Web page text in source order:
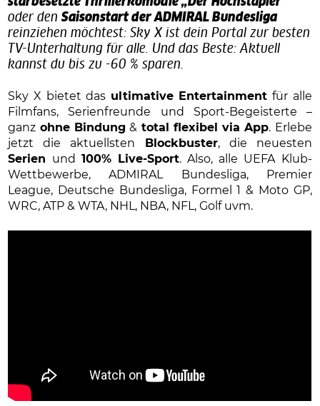
oder denSaisonstart der ADMIRAL Bundesliga
reinziehen möchtest: Sky X ist dein Portal zur besten
TV-Unterhaltung für alle. Und das Beste: Aktuell
kannst du bis zu -60 % sparen.
Sky X bietet das ultimative Entertainment für alle
Filmfans, Serienfreunde und Sport-Begeisterte –
ganz ohne Bindung & total flexibel via App. Erlebe
jetzt die aktuellsten
Blockbuster, die neuesten
Serien und 100% Live-Sport. Also, alle UEFA Klub-
Wettbewerbe, ADMIRAL Bundesliga, Premier
League, Deutsche Bundesliga, Formel 1 & Moto GP,
WRC, ATP & WTA, NHL, NBA, NFL, Golf uvm.